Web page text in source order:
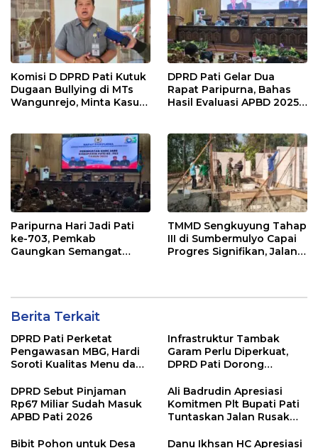
Komisi D DPRD Pati Kutuk
Dugaan Bullying di MTs
Wangunrejo, Minta Kasus
DPRD Pati Gelar Dua
Rapat Paripurna, Bahas
Hasil Evaluasi APBD 2025
Paripurna Hari Jadi Pati
ke-703, Pemkab
Gaungkan Semangat
TMMD Sengkuyung Tahap
III di Sumbermulyo Capai
Progres Signifikan, Jalan
Berita Terkait
DPRD Pati Perketat
Pengawasan MBG, Hardi
Soroti Kualitas Menu dan
Infrastruktur Tambak
Garam Perlu Diperkuat,
DPRD Pati Dorong
Dukungan Lebih Serius
DPRD Sebut Pinjaman
Rp67 Miliar Sudah Masuk
APBD Pati 2026
Ali Badrudin Apresiasi
Komitmen Plt Bupati Pati
Tuntaskan Jalan Rusak
Bibit Pohon untuk Desa
Danu Ikhsan HC Apresiasi